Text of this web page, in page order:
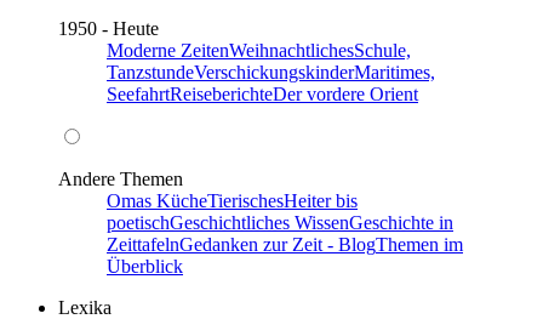
1950 - Heute
Moderne ZeitenWeihnachtlichesSchule,
TanzstundeVerschickungskinderMaritimes,
SeefahrtReiseberichteDer vordere Orient
Andere Themen
Omas KücheTierischesHeiter bis
poetischGeschichtliches WissenGeschichte in
ZeittafelnGedanken zur Zeit - BlogThemen im
Überblick
Lexika